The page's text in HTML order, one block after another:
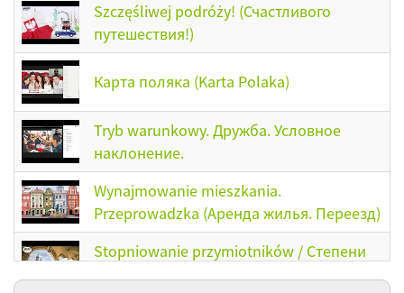
Szczęśliwej podróży! (Счастливого
путешествия!)
Карта поляка (Karta Polaka)
Tryb warunkowy. Дружба. Условное
наклонение.
Wynajmowanie mieszkania.
Przeprowadzka (Аренда жилья. Переезд)
Stopniowanie przymiotników / Степени